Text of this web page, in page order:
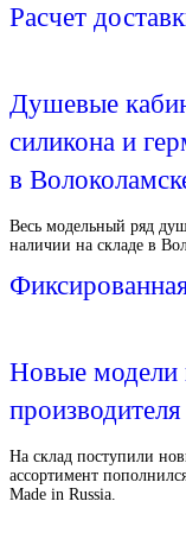
Расчет
Душевые
силикона и
в
Весь модельный ряд
наличии на складе в
Новые модели
На склад поступили
ассортимент
Made in Russia.